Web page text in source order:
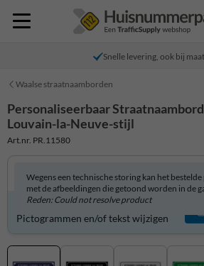
Snelle levering, ook bij
Waalse straatnaamborden
Personaliseerbaar
Louvain-la-Neuve-stijl
Art.nr. PR.11580
Wegens een technische storing kan het
met de afbeeldingen die getoond worden in de
Reden: Could not resolve product
Product zelf aanpassen?
Pictogrammen en/of tekst wijzigen